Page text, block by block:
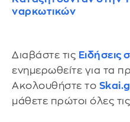
ναρκωτικών
Διαβάστε τις Ειδήσεις
ενημερωθείτε για τα
Ακολουθήστε το
μάθετε πρώτοι όλες τις